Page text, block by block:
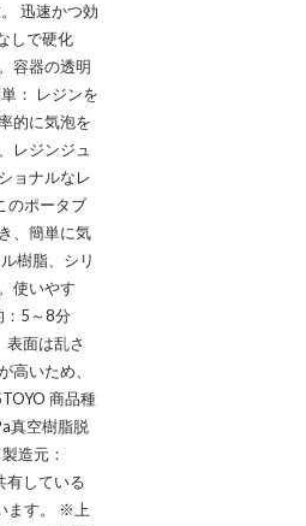
迅速かつ効
しで硬化
容器の透明
： レジンを
的に気泡を
レジンジュ
ョナルなレ
のポータブ
、簡単に気
樹脂、シリ
使いやす
：5～8分
表面は乱さ
高いため、
商品種
真空樹脂脱
造元：
有している
ます。 ※上